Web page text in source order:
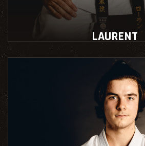
LAURENT
Instructeur école